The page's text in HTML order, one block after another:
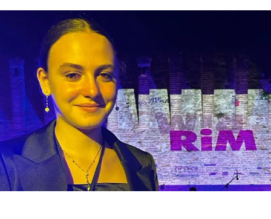
Attualità
Economia e lavoro
Italia Mondo
Sanità
Sport